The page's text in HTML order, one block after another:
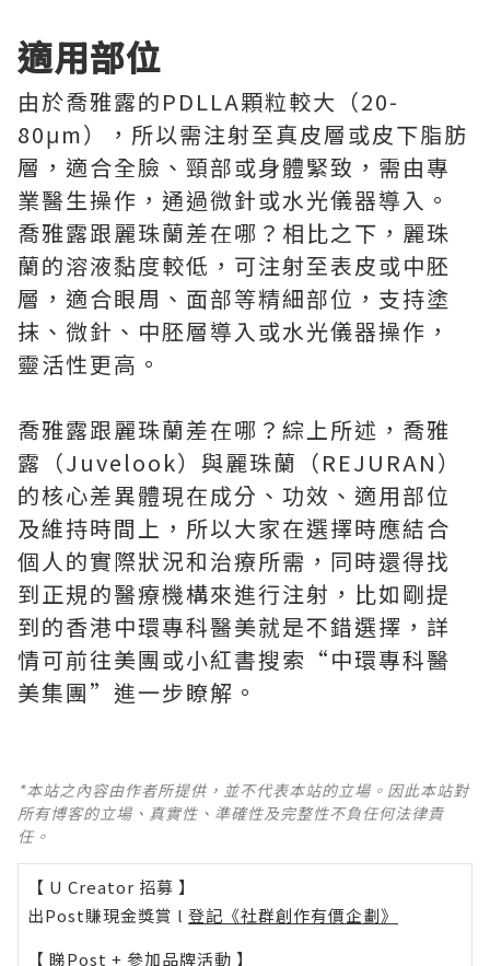
適用部位
由於喬雅露的PDLLA顆粒較大（20-
80μm），所以需注射至真皮層或皮下脂肪
層，適合全臉、頸部或身體緊致，需由專
業醫生操作，通過微針或水光儀器導入。
喬雅露跟麗珠蘭差在哪？相比之下，麗珠
蘭的溶液黏度較低，可注射至表皮或中胚
層，適合眼周、面部等精細部位，支持塗
抹、微針、中胚層導入或水光儀器操作，
靈活性更高。
喬雅露跟麗珠蘭差在哪？綜上所述，喬雅
露（Juvelook）與麗珠蘭（REJURAN）
的核心差異體現在成分、功效、適用部位
及維持時間上，所以大家在選擇時應結合
個人的實際狀況和治療所需，同時還得找
到正規的醫療機構來進行注射，比如剛提
到的香港中環專科醫美就是不錯選擇，詳
情可前往美團或小紅書搜索“中環專科醫
美集團”進一步瞭解。
*本站之內容由作者所提供，並不代表本站的立場。因此本站對
所有博客的立場、真實性、準確性及完整性不負任何法律責
任。
【 U Creator 招募 】
出Post賺現金獎賞 l 登記《社群創作有價企劃》
【 睇Post + 參加品牌活動 】